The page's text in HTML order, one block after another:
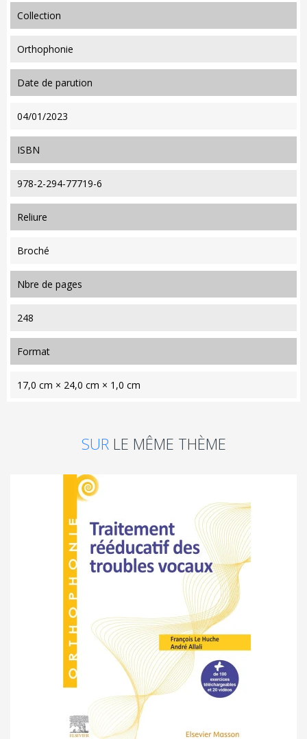
collection
Orthophonie
date de parution
04/01/2023
ISBN
978-2-294-77719-6
reliure
Broché
nbre de pages
248
format
17,0 cm × 24,0 cm × 1,0 cm
SUR LE MÊME THÈME